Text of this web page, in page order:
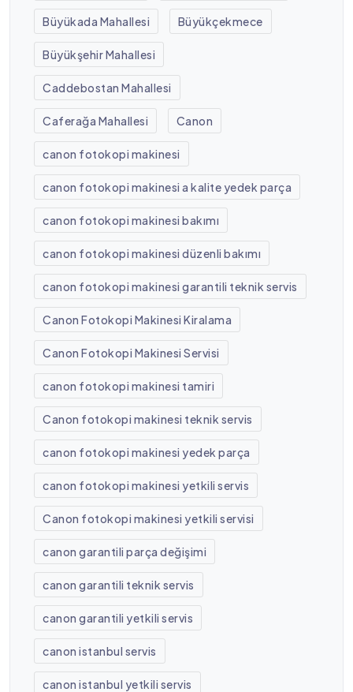
Büyükada Mahallesi Büyükçekmece
Büyükşehir Mahallesi
Caddebostan Mahallesi
Caferağa Mahallesi Canon
canon fotokopi makinesi
canon fotokopi makinesi a kalite yedek parça
canon fotokopi makinesi bakımı
canon fotokopi makinesi düzenli bakımı
canon fotokopi makinesi garantili teknik servis
Canon Fotokopi Makinesi Kiralama
Canon Fotokopi Makinesi Servisi
canon fotokopi makinesi tamiri
Canon fotokopi makinesi teknik servis
canon fotokopi makinesi yedek parça
canon fotokopi makinesi yetkili servis
Canon fotokopi makinesi yetkili servisi
canon garantili parça değişimi
canon garantili teknik servis
canon garantili yetkili servis
canon istanbul servis
canon istanbul yetkili servis